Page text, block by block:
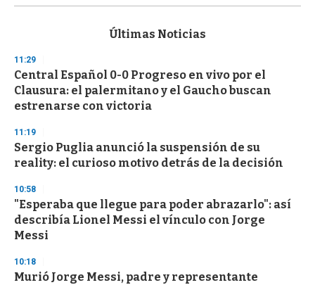
s
d
s
o
f
3
s
e
c
o
d
s
Últimas Noticias
11:29
Central Español 0-0 Progreso en vivo por el
Clausura: el palermitano y el Gaucho buscan
estrenarse con victoria
11:19
Sergio Puglia anunció la suspensión de su
reality: el curioso motivo detrás de la decisión
10:58
"Esperaba que llegue para poder abrazarlo": así
describía Lionel Messi el vínculo con Jorge
Messi
10:18
Murió Jorge Messi, padre y representante